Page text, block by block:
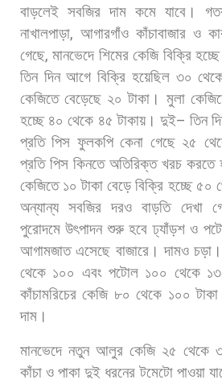
বাড়লেই সবজির দাম কমে যাবে।
নাখালপাড়া, আগারগাঁও কাঁচাবাজার ও
গেছে,মানভেদে শিমের কেজি বিক্রি হচ্ছে
তিন দিন আগে বিক্রি হয়েছিল ৩০
কেজিতে বেড়েছে ২০ টাকা। মুলা
হচ্ছে ৪০ থেকে ৪৫ টাকায়। দুই–তিন
প্রতি পিস ফুলকপি কেনা গেছে ২৫
প্রতি পিস কিনতে অতিরিক্ত খরচ করতে
কেজিতে ১০ টাকা বেড়ে বিক্রি হচ্ছে ৫০
অন্যান্য সবজির দরও বাড়তি দেখা
পুরোদমে উৎপাদন শুরু হবে ঢ্যাঁড়শ ও
আগামজাত এসেছে বাজারে। দামও চড়া।
থেকে ১০০ এবং পটোল ১০০ থেকে
কাঁচামরিচের কেজি ৮০ থেকে ১০০
দাম।
মানভেদে নতুন আলুর কেজি ২৫ থেকে
কাঁচা ও পাকা দুই ধরনের টমেটো পাওয়া